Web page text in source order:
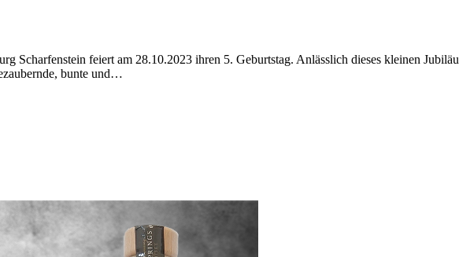
Scharfenstein feiert am 28.10.2023 ihren 5. Geburtstag. Anlässlich dieses kleinen
bunte und…